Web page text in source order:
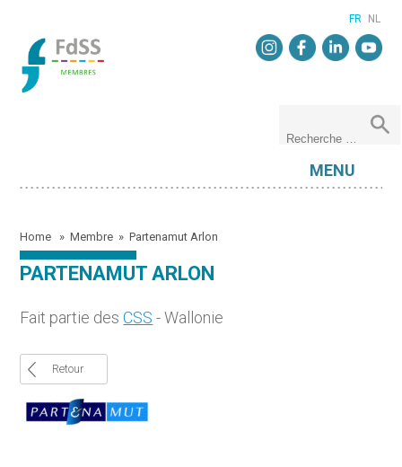
FR NL
MENU
Home »Membre »Partenamut Arlon
PARTENAMUT ARLON
Fait partie desCSS - Wallonie
Retour